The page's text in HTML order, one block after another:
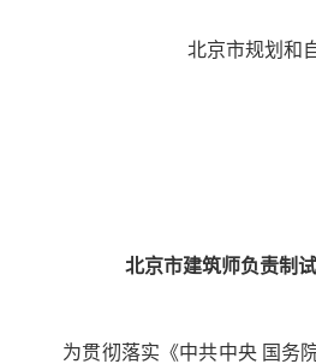
北京市规划
北京市建筑师负责制
为贯彻落实《中共中央 国务